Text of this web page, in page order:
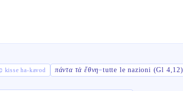
כִּסֵּא הַכָּבוֹד kisse ha-kavod πάντα τὰ ἔθνη=tutte le nazioni (Gl 4,12)